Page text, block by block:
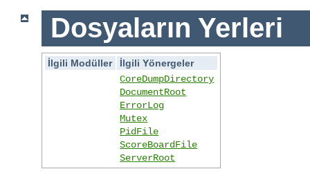
Dosyaların Yerleri
İlgili Modüller
İlgili Yönergeler
CoreDumpDirectory
DocumentRoot
ErrorLog
Mutex
PidFile
ScoreBoardFile
ServerRoot